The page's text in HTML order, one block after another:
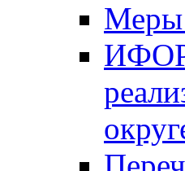
Меры